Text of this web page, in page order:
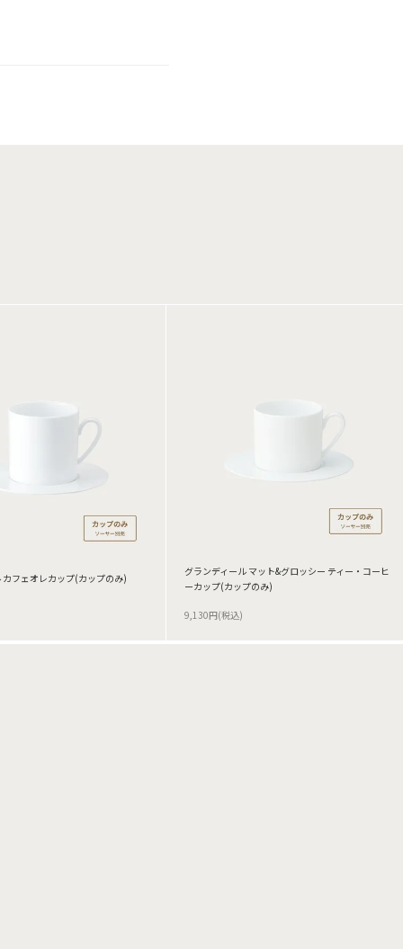
カフェオレカップ(カップのみ)
グランディール マット&グロッシー ティー・コーヒ
ーカップ(カップのみ)
9,130円(税込)